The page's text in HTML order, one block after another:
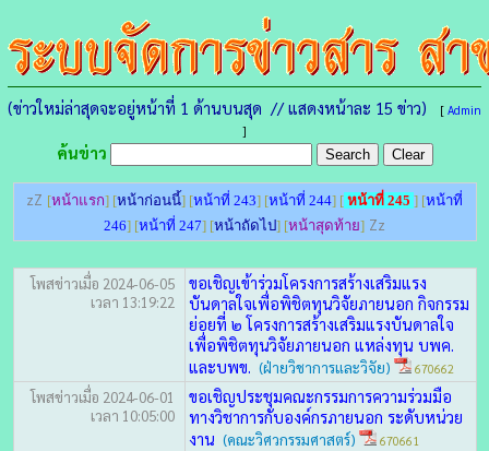
(ข่าวใหม่ล่าสุดจะอยู่หน้าที่ 1 ด้านบนสุด // แสดงหน้าละ 15 ข่าว) [ Admin
]
ค้นข่าว
zZ [หน้าแรก] [หน้าก่อนนี้] [หน้าที่ 243] [หน้าที่ 244] [ หน้าที่ 245 ] [หน้าที่
246] [หน้าที่ 247] [หน้าถัดไป] [หน้าสุดท้าย] Zz
โพสข่าวเมื่อ 2024-06-05
เวลา 13:19:22
ขอเชิญเข้าร่วมโครงการสร้างเสริมแรง
บันดาลใจเพื่อพิชิตทุนวิจัยภายนอก กิจกรรม
ย่อยที่ ๒ โครงการสร้างเสริมแรงบันดาลใจ
เพื่อพิชิตทุนวิจัยภายนอก แหล่งทุน บพค.
และบพข. (ฝ่ายวิชาการและวิจัย) 670662
โพสข่าวเมื่อ 2024-06-01
เวลา 10:05:00
ขอเชิญประชุมคณะกรรมการความร่วมมือ
ทางวิชาการกับองค์กรภายนอก ระดับหน่วย
งาน (คณะวิศวกรรมศาสตร์) 670661